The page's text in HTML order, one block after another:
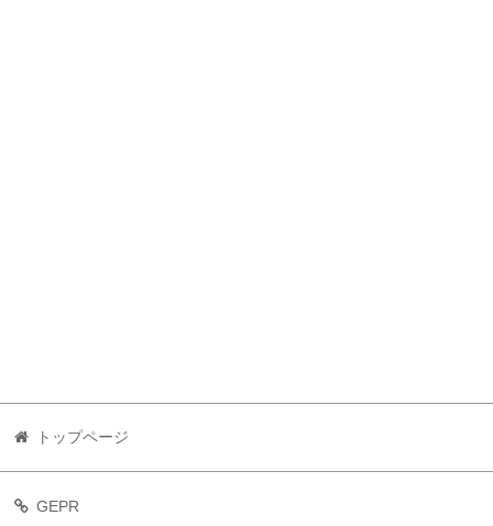
トップページ
GEPR